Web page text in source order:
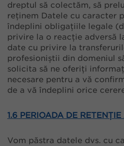
dreptul să colectăm, să
reținem Datele cu caracter
îndeplini obligațiile legale
privire la o reacție adversă
date cu privire la
profesioniștii din domeniul
solicita să ne oferiți
necesare pentru a vă
de a vă îndeplini orice
1.6 PERIOADA DE
Vom păstra datele dvs. cu